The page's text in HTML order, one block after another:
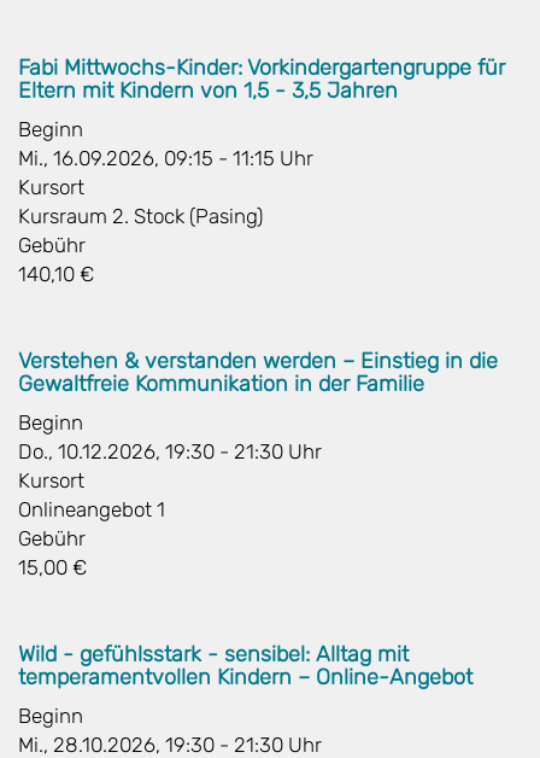
Fabi Mittwochs-Kinder: Vorkindergartengruppe für
Eltern mit Kindern von 1,5 - 3,5 Jahren
Beginn
Mi., 16.09.2026, 09:15 - 11:15 Uhr
Kursort
Kursraum 2. Stock (Pasing)
Gebühr
140,10 €
Verstehen & verstanden werden – Einstieg in die
Gewaltfreie Kommunikation in der Familie
Beginn
Do., 10.12.2026, 19:30 - 21:30 Uhr
Kursort
Onlineangebot 1
Gebühr
15,00 €
Wild - gefühlsstark - sensibel: Alltag mit
temperamentvollen Kindern – Online-Angebot
Beginn
Mi., 28.10.2026, 19:30 - 21:30 Uhr